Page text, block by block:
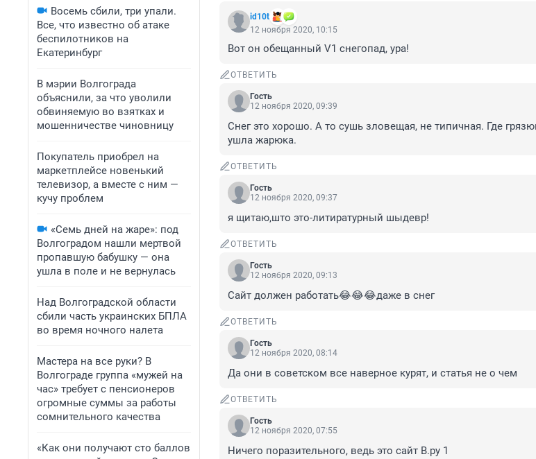
Восемь сбили, три упали.
Все, что известно об атаке
беспилотников на
Екатеринбург
В мэрии Волгограда
объяснили, за что уволили
обвиняемую во взятках и
мошенничестве чиновницу
Покупатель приобрел на
маркетплейсе новенький
телевизор, а вместе с ним —
кучу проблем
«Семь дней на жаре»: под
Волгоградом нашли мертвой
пропавшую бабушку — она
ушла в поле и не вернулась
Над Волгоградской области
сбили часть украинских БПЛА
во время ночного налета
Мастера на все руки? В
Волгограде группа «мужей на
час» требует с пенсионеров
огромные суммы за работы
сомнительного качества
«Как они получают сто баллов
id10t
12 ноября 2020, 10:15
Вот он обещанный V1 cнегопад, ура!
ОТВЕТИТЬ
Гость
12 ноября 2020, 09:39
Снег это хорошо. А то сушь зловещая, не типичная. Где
ушла жарюка.
ОТВЕТИТЬ
Гость
12 ноября 2020, 09:37
я щитаю,што это-литиратурный шыдевр!
ОТВЕТИТЬ
Гость
12 ноября 2020, 09:13
Сайт должен работать😂😂😂даже в снег
ОТВЕТИТЬ
Гость
12 ноября 2020, 08:14
Да они в советском все наверное курят, и статья не о чем
ОТВЕТИТЬ
Гость
12 ноября 2020, 07:55
Ничего поразительного, ведь это сайт В.ру 1